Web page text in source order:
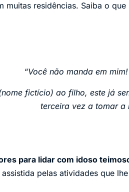
muitas residências. Saiba o
“Você não manda em
fictício) ao filho, este já
terceira vez a tomar a
para lidar com idoso
pelas atividades que